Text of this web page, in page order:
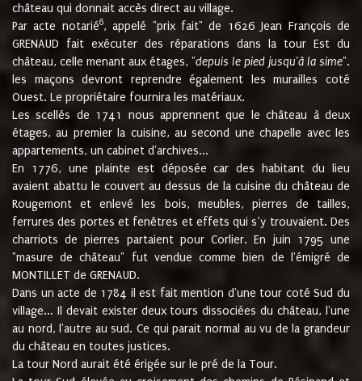
château qui donnait accès direct au village.
Par acte notarié6, appelé "prix fait" de 1626 Jean François de
GRENAUD fait exécuter des réparations dans la tour Est du
château, celle menant aux étages, "depuis le pied jusqu'à la sime".
les maçons devront reprendre également les murailles coté
Ouest. Le propriétaire fournira les matériaux.
Les scellés de 1741 nous apprennent que le château à deux
étages, au premier la cuisine, au second une chapelle avec les
appartements, un cabinet d'archives...
En 1776, une plainte est déposée car des habitant du lieu
avaient abattu le couvert au dessus de la cuisine du château de
Rougemont et enlevé les bois, meubles, pierres de tailles,
ferrures des portes et fenêtres et effets qui s’y trouvaient. Des
charriots de pierres partaient pour Corlier. En juin 1795 une
"masure de château" fut vendue comme bien de l'émigré de
MONTILLET de GRENAUD.
Dans un acte de 1784 il est fait mention d'une tour coté Sud du
village... Il devait exister deux tours dissociées du château, l'une
au nord, l'autre au sud. Ce qui parait normal au vu de la grandeur
du château en toutes justices.
La tour Nord aurait été érigée sur le pré de la Tour.